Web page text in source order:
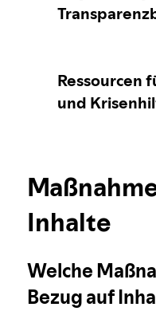
Inhalte
Leitfaden
Schutz der
Unser
Inhalte
Ressourcen
und
Inhalte
Welche
Bezug auf